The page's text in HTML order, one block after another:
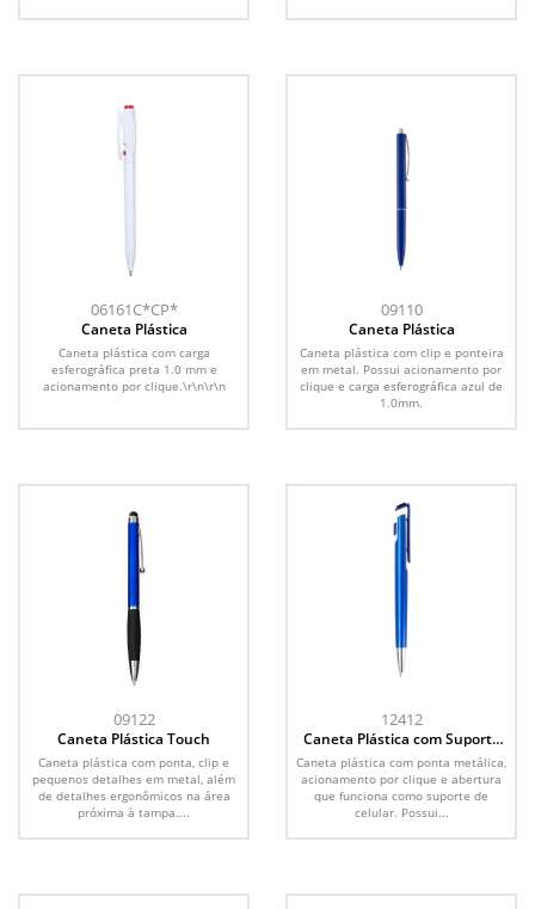
06161C*CP*
Caneta Plástica
Caneta plástica com carga
esferográfica preta 1.0 mm e
acionamento por clique.\r\n\r\n
09110
Caneta Plástica
Caneta plástica com clip e ponteira
em metal. Possui acionamento por
clique e carga esferográfica azul de
1.0mm.
09122
Caneta Plástica Touch
Caneta plástica com ponta, clip e
pequenos detalhes em metal, além
de detalhes ergonômicos na área
próxima à tampa....
12412
Caneta Plástica com Suporte
para Celular
Caneta plástica com ponta metálica,
acionamento por clique e abertura
que funciona como suporte de
celular. Possui...